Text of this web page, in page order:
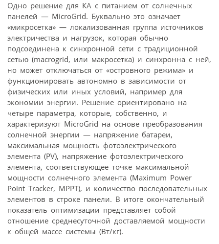
Одно решение для КА c питанием от солнечных
панелей — MicroGrid. Буквально это означает
«микросетка» — локализованная группа источников
электричества и нагрузок, которая обычно
подсоединена к синхронной сети с традиционной
сетью (macrogrid, или макросетка) и синхронна с ней,
но может отключаться от «островного режима» и
функционировать автономно в зависимости от
физических или иных условий, например для
экономии энергии. Решение ориентировано на
четыре параметра, которые, собственно, и
характеризуют MicroGrid на основе преобразования
солнечной энергии — напряжение батареи,
максимальная мощность фотоэлектрического
элемента (PV), напряжение фотоэлектрического
элемента, соответствующее точке максимальной
мощности солнечного элемента (Maximum Power
Point Tracker, MPPT), и количество последовательных
элементов в строке панели. В итоге окончательный
показатель оптимизации представляет собой
отношение среднесуточной доставляемой мощности
к общей массе системы (Вт/кг).